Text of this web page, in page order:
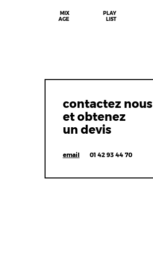
MIX
AGE
PLAY
LIST
contactez nous
et obtenez
un devis
email 01 42 93 44 70